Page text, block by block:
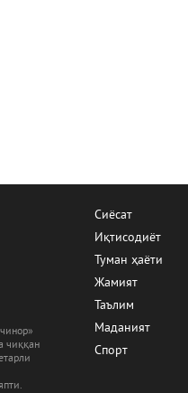
чиққан
Сиёсат
Иқтисодиёт
Туман ҳаёти
Жамият
Таълим
Маданият
Спорт